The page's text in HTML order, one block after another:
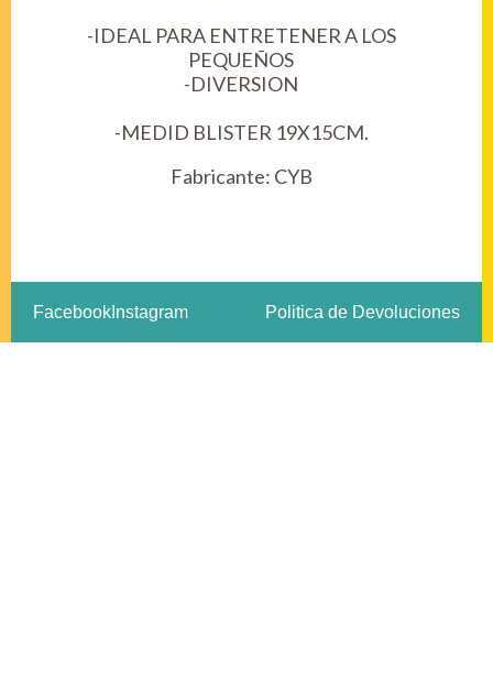
-IDEAL PARA ENTRETENER A LOS
PEQUEÑOS
-DIVERSION
-MEDID BLISTER 19X15CM.
Fabricante: CYB
Facebook Instagram Politica de Devoluciones